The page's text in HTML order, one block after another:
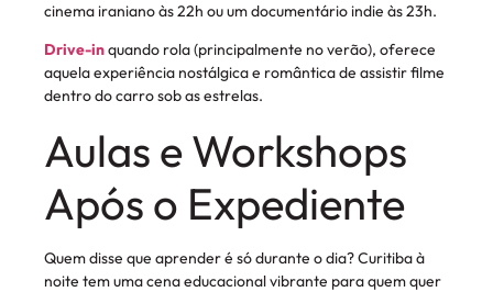
cinema iraniano às 22h ou um documentário indie às 23h.
Drive-inquando rola (principalmente no verão), oferece
aquela experiência nostálgica e romântica de assistir filme
dentro do carro sob as estrelas.
Aulas e Workshops
Após o Expediente
Quem disse que aprender é só durante o dia? Curitiba à
noite tem uma cena educacional vibrante para quem quer